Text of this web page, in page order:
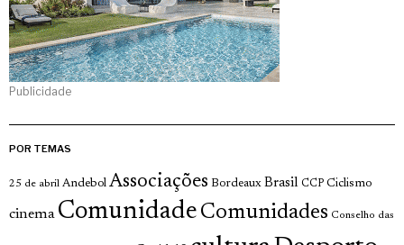
Publicidade
POR TEMAS
25 de abril Andebol Associações Bordeaux Brasil CCP Ciclismo
cinema Comunidade Comunidades Conselho das